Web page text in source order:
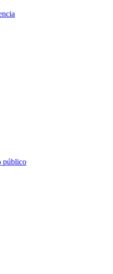
público